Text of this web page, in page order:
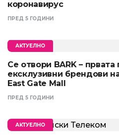
коронавирус
ПРЕД 5 ГОДИНИ
АКТУЕЛНО
Се отвори BARK –
ексклузивни брендови
East Gate Mall
ПРЕД 5 ГОДИНИ
АКТУЕЛНО